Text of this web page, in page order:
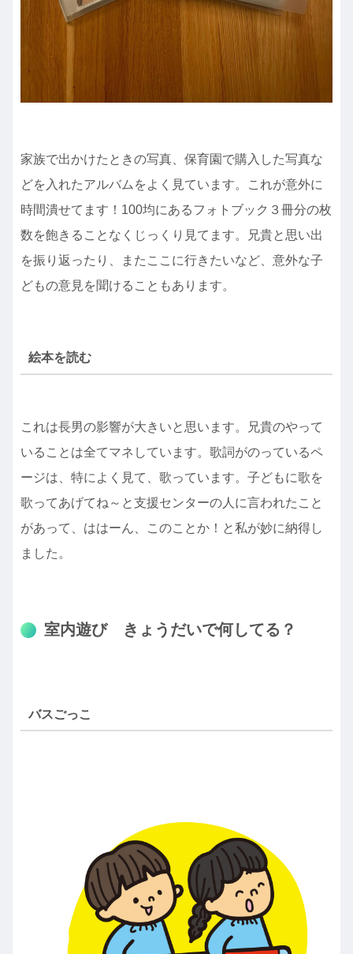
家族で出かけたときの写真、保育園で購入した写真な
どを入れたアルバムをよく見ています。これが意外に
時間潰せてます！100均にあるフォトブック３冊分の枚
数を飽きることなくじっくり見てます。兄貴と思い出
を振り返ったり、またここに行きたいなど、意外な子
どもの意見を聞けることもあります。
絵本を読む
これは長男の影響が大きいと思います。兄貴のやって
いることは全てマネしています。歌詞がのっているペ
ージは、特によく見て、歌っています。子どもに歌を
歌ってあげてね～と支援センターの人に言われたこと
があって、ははーん、このことか！と私が妙に納得し
ました。
室内遊び きょうだいで何してる？
バスごっこ